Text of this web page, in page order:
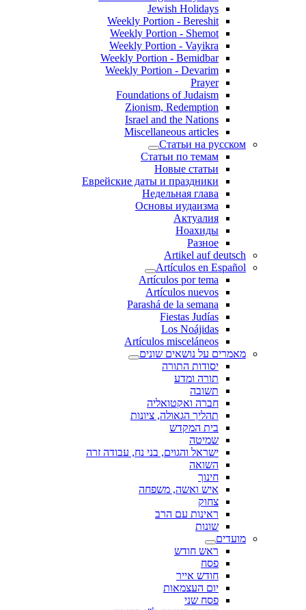
Jewish Holidays
Weekly Portion - Bereshit
Weekly Portion - Shemot
Weekly Portion - Vayikra
Weekly Portion - Bemidbar
Weekly Portion - Devarim
Prayer
Foundations of Judaism
Zionism, Redemption
Israel and the Nations
Miscellaneous articles
Статьи на русском
Статьи по темам
Новые статьи
Еврейские даты и праздники
Недельная глава
Основы иудаизма
Актуалия
Ноахиды
Разное
Artikel auf deutsch
Artículos en Español
Artículos por tema
Artículos nuevos
Parashá de la semana
Fiestas Judías
Los Noájidas
Artículos misceláneos
מאמרים על נושאים שונים
יסודות התורה
תורה ומדע
תשובה
חברה ואקטואליה
תהליך הגאולה, ציונות
בית המקדש
שמיטה
ישראל והגוים, בני נח, עבודה זרה
השואה
חינוך
איש ואשה, משפחה
צחוק
ראינות עם הרב
שונות
מועדים
ראש חודש
פסח
חודש אייר
יום העצמאות
פסח שני